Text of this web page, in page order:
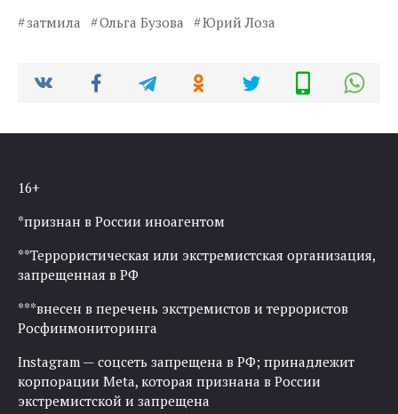
затмила Ольга Бузова Юрий Лоза
16+
*признан в России иноагентом
**Террористическая или экстремистская организация,
запрещенная в РФ
***внесен в перечень экстремистов и террористов
Росфинмониторинга
Instagram — соцсеть запрещена в РФ; принадлежит
корпорации Meta, которая признана в России
экстремистской и запрещена